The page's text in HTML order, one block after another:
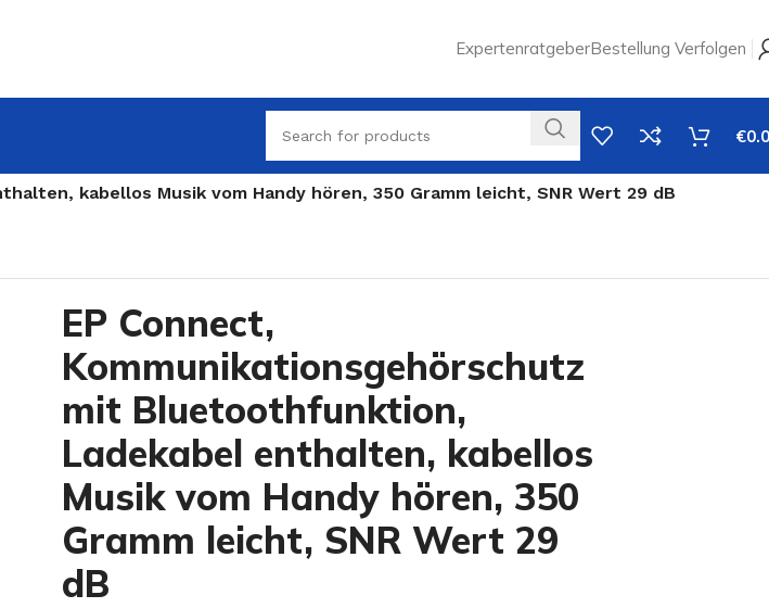
ExpertenratgeberBestellung Verfolgen
€
kabellos Musik vom Handy hören, 350 Gramm leicht, SNR Wert 29 dB
EP Connect,
Kommunikationsgehörschutz
mit Bluetoothfunktion,
Ladekabel enthalten, kabellos
Musik vom Handy hören, 350
Gramm leicht, SNR Wert 29
dB